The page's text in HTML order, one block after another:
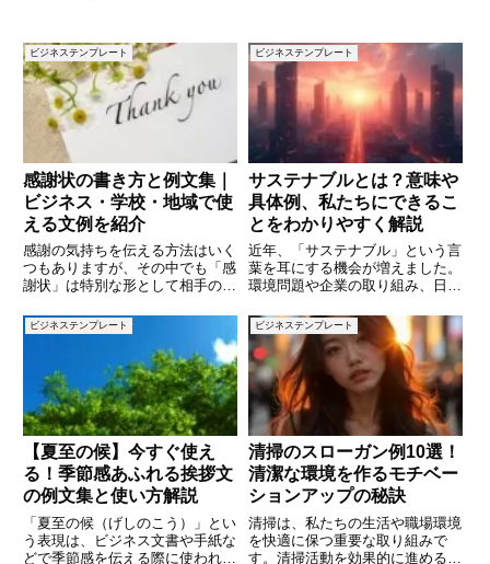
ビジネステンプレート
感謝状の書き方と例文集｜
ビジネス・学校・地域で使
える文例を紹介
感謝の気持ちを伝える方法はいく
つもありますが、その中でも「感
謝状」は特別な形として相手の心
ーンで渡される感謝状は、単なる
文章ではなく「心のこもった証」
です。しかし実際に文面を考える
となると「どんな構成にすればよ
ビジネステンプレート
サステナブルとは？意味や
具体例、私たちにできるこ
とをわかりやすく解説
近年、「サステナブル」という言
葉を耳にする機会が増えました。
環境問題や企業の取り組み、日常
択」が求められています。しか
し、「サステナブル」とは具体的
にどういう意味なのでしょうか？
また、私たちの生活にどのように
関
ビジネステンプレート
【夏至の候】今すぐ使え
る！季節感あふれる挨拶文
の例文集と使い方解説
「夏至の候（げしのこう）」とい
う表現は、ビジネス文書や手紙な
どで季節感を伝える際に使われる
ビジネステンプレート
清掃のスローガン例10選！
清潔な環境を作るモチベー
ションアップの秘訣
清掃は、私たちの生活や職場環境
を快適に保つ重要な取り組みで
す。清掃活動を効果的に進めるた